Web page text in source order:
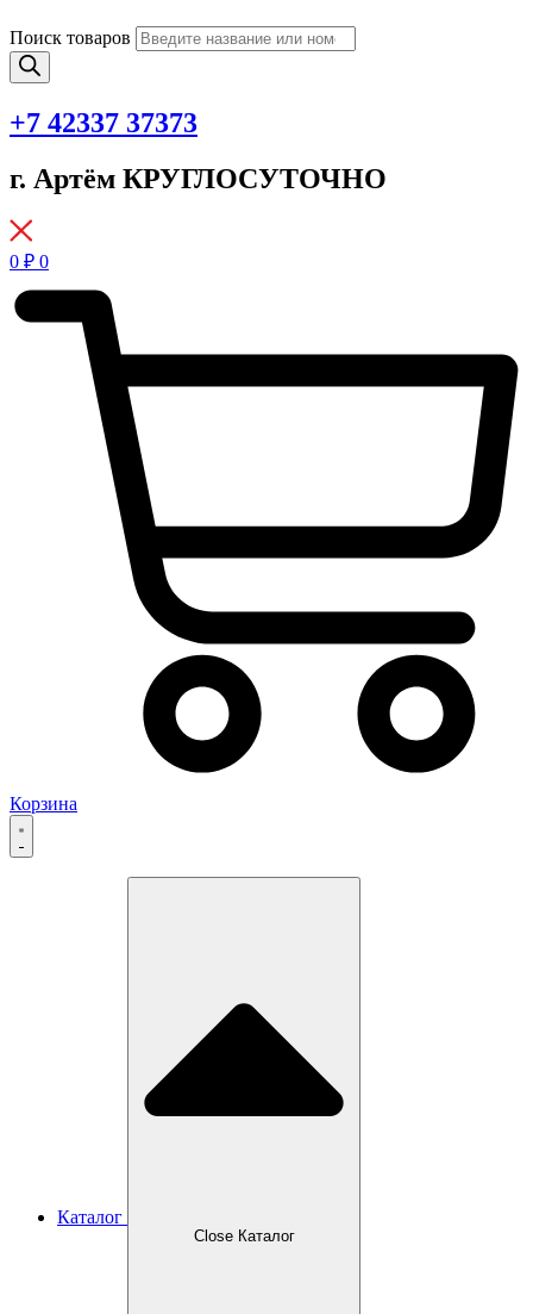
Поиск товаров
+7 42337 37373
г. Артём КРУГЛОСУТОЧНО
0 ₽ 0
Корзина
Каталог
Close Каталог